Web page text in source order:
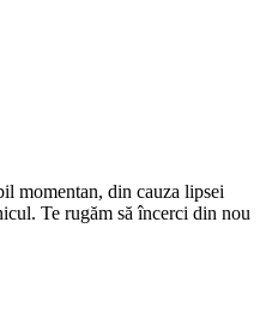
momentan, din cauza lipsei
Te rugăm să încerci din nou